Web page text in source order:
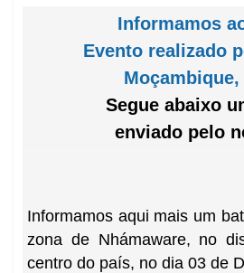
Informamos
Evento realizado
Segue abaixo
enviado pelo
Informamos aqui mais um
zona de Nhámaware, no
centro do país, no dia 03 de